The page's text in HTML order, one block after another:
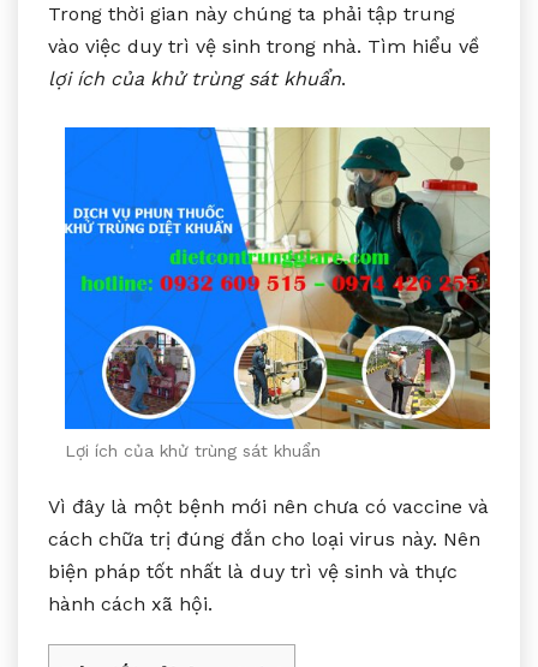
Trong thời gian này chúng ta phải tập trung
vào việc duy trì vệ sinh trong nhà. Tìm hiểu về
lợi ích của khử trùng sát khuẩn.
Lợi ích của khử trùng sát khuẩn
Vì đây là một bệnh mới nên chưa có vaccine và
cách chữa trị đúng đắn cho loại virus này. Nên
biện pháp tốt nhất là duy trì vệ sinh và thực
hành cách xã hội.